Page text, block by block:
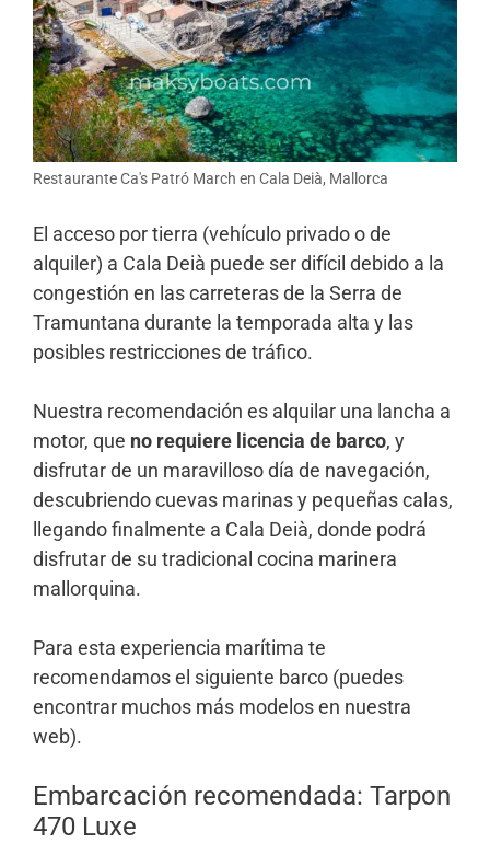
Restaurante Ca's Patró March en Cala Deià, Mallorca
El acceso por tierra (vehículo privado o de
alquiler) a Cala Deià puede ser difícil debido a la
congestión en las carreteras de la Serra de
Tramuntana durante la temporada alta y las
posibles restricciones de tráfico.
Nuestra recomendación es alquilar una lancha a
motor, que no requiere licencia de barco, y
disfrutar de un maravilloso día de navegación,
descubriendo cuevas marinas y pequeñas calas,
llegando finalmente a Cala Deià, donde podrá
disfrutar de su tradicional cocina marinera
mallorquina.
Para esta experiencia marítima te
recomendamos el siguiente barco (puedes
encontrar muchos más modelos en nuestra
web).
Embarcación recomendada: Tarpon
470 Luxe